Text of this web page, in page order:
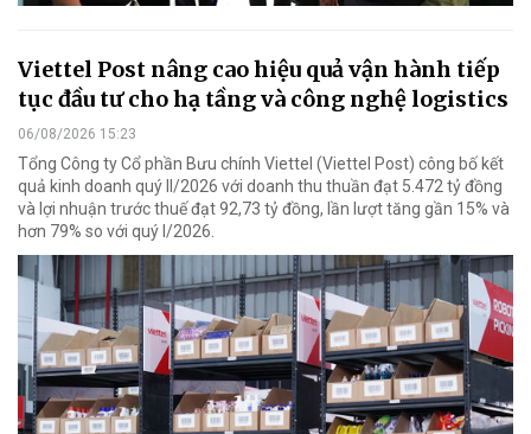
Viettel Post nâng cao hiệu quả vận hành tiếp
tục đầu tư cho hạ tầng và công nghệ logistics
06/08/2026 15:23
Tổng Công ty Cổ phần Bưu chính Viettel (Viettel Post) công bố kết
quả kinh doanh quý II/2026 với doanh thu thuần đạt 5.472 tỷ đồng
và lợi nhuận trước thuế đạt 92,73 tỷ đồng, lần lượt tăng gần 15% và
hơn 79% so với quý I/2026.